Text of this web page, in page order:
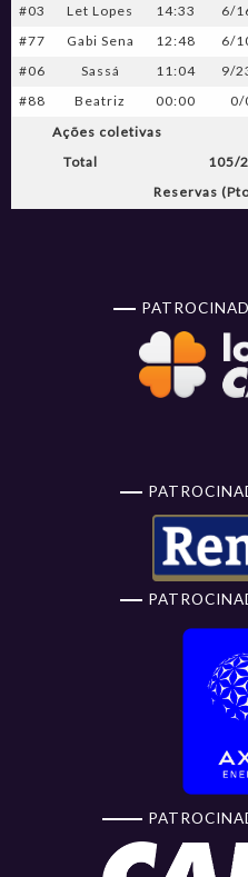
#03
Let Lopes 14:33 6/
#77
Gabi Sena 12:48 6/
#06
Sassá 11:04 9/
#88
Beatriz 00:00 0/
Ações coletivas
Total
105/
Reservas